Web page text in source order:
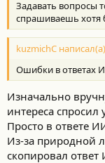
Задавать вопросы
спрашиваешь хотя
kuzmichC
Ошибки в ответах
Изначально
интереса
Просто в ответе
Из-за природной
скопировал ответ